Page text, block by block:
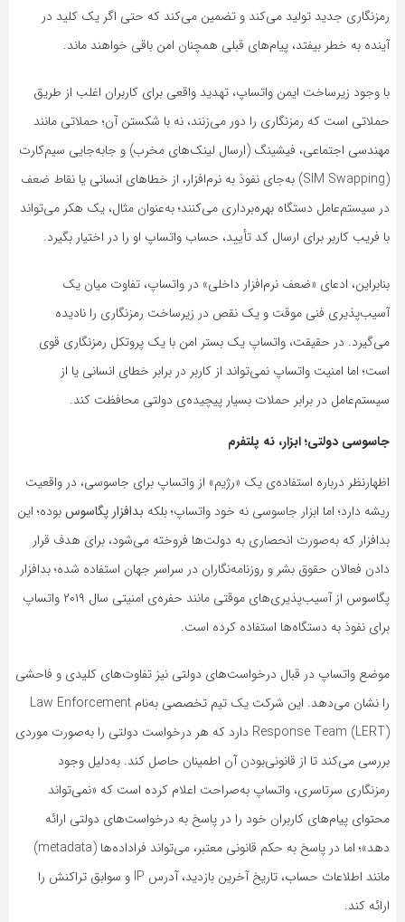
رمزنگاری جدید تولید می‌کند و تضمین می‌کند که حتی اگر یک کلید در
آینده به خطر بیفتد، پیام‌های قبلی همچنان امن باقی خواهند ماند.
با وجود زیرساخت ایمن واتساپ، تهدید واقعی برای کاربران اغلب از طریق
حملاتی است که رمزنگاری را دور می‌زنند، نه با شکستن آن؛ حملاتی مانند
مهندسی اجتماعی، فیشینگ (ارسال لینک‌های مخرب) و جابه‌جایی سیم‌کارت
(SIM Swapping) به‌جای نفوذ به نرم‌افزار، از خطاهای انسانی یا نقاط ضعف
در سیستم‌عامل دستگاه بهره‌برداری می‌کنند؛ به‌عنوان مثال، یک هکر می‌تواند
با فریب کاربر برای ارسال کد تأیید، حساب واتساپ او را در اختیار بگیرد.
بنابراین، ادعای «ضعف نرم‌افزار داخلی» در واتساپ، تفاوت میان یک
آسیب‌پذیری فنی موقت و یک نقص در زیرساخت رمزنگاری را نادیده
می‌گیرد. در حقیقت، واتساپ یک بستر امن با یک پروتکل رمزنگاری قوی
است؛ اما امنیت واتساپ نمی‌تواند از کاربر در برابر خطای انسانی یا از
سیستم‌عامل در برابر حملات بسیار پیچیده‌ی دولتی محافظت کند.
جاسوسی دولتی؛ ابزار، نه پلتفرم
اظهارنظر درباره استفاده‌ی یک «رژیم» از واتساپ برای جاسوسی، در واقعیت
ریشه دارد؛ اما ابزار جاسوسی نه خود واتساپ؛ بلکه بدافزار پگاسوسبوده؛ این
بدافزار که به‌صورت انحصاری به دولت‌ها فروخته می‌شود، برای هدف قرار
دادن فعالان حقوق بشر و روزنامه‌نگاران در سراسر جهان استفاده شده؛ بدافزار
پگاسوس از آسیب‌پذیری‌های موقتی مانند حفره‌ی امنیتی سال ۲۰۱۹ واتساپ
برای نفوذ به دستگاه‌ها استفاده کرده است.
موضع واتساپ در قبال درخواست‌های دولتی نیز تفاوت‌های کلیدی و فاحشی
را نشان می‌دهد. این شرکت یک تیم تخصصی به‌نام Law Enforcement
Response Team (LERT) دارد که هر درخواست دولتی را به‌صورت موردی
بررسی می‌کند تا از قانونی‌بودن آن اطمینان حاصل کند. به‌دلیل وجود
رمزنگاری سرتاسری، واتساپ به‌صراحت اعلام کرده است که «نمی‌تواند
محتوای پیام‌های کاربران خود را در پاسخ به درخواست‌های دولتی ارائه
دهد»؛ اما در پاسخ به حکم قانونی معتبر، می‌تواند فراداده‌ها (metadata)
مانند اطلاعات حساب، تاریخ آخرین بازدید، آدرس IP و سوابق تراکنش را
ارائه کند.